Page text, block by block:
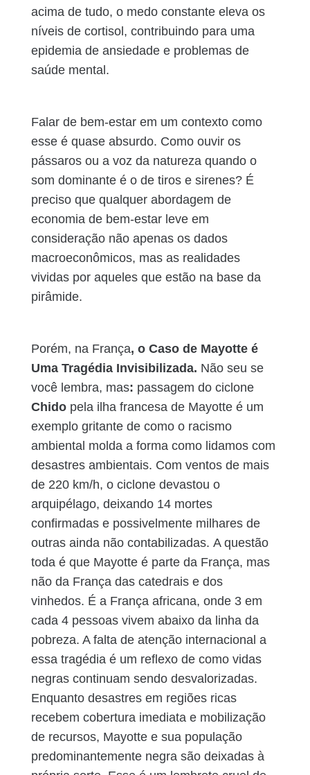
acima de tudo, o medo constante eleva os
níveis de cortisol, contribuindo para uma
epidemia de ansiedade e problemas de
saúde mental.
Falar de bem-estar em um contexto como
esse é quase absurdo. Como ouvir os
pássaros ou a voz da natureza quando o
som dominante é o de tiros e sirenes? É
preciso que qualquer abordagem de
economia de bem-estar leve em
consideração não apenas os dados
macroeconômicos, mas as realidades
vividas por aqueles que estão na base da
pirâmide.
Porém, na França, o Caso de Mayotte é
Uma Tragédia Invisibilizada. Não seu se
você lembra, mas: passagem do ciclone
Chidopela ilha francesa de Mayotte é um
exemplo gritante de como o racismo
ambiental molda a forma como lidamos com
desastres ambientais. Com ventos de mais
de 220 km/h, o ciclone devastou o
arquipélago, deixando 14 mortes
confirmadas e possivelmente milhares de
outras ainda não contabilizadas. A questão
toda é que Mayotte é parte da França, mas
não da França das catedrais e dos
vinhedos. É a França africana, onde 3 em
cada 4 pessoas vivem abaixo da linha da
pobreza. A falta de atenção internacional a
essa tragédia é um reflexo de como vidas
negras continuam sendo desvalorizadas.
Enquanto desastres em regiões ricas
recebem cobertura imediata e mobilização
de recursos, Mayotte e sua população
predominantemente negra são deixadas à